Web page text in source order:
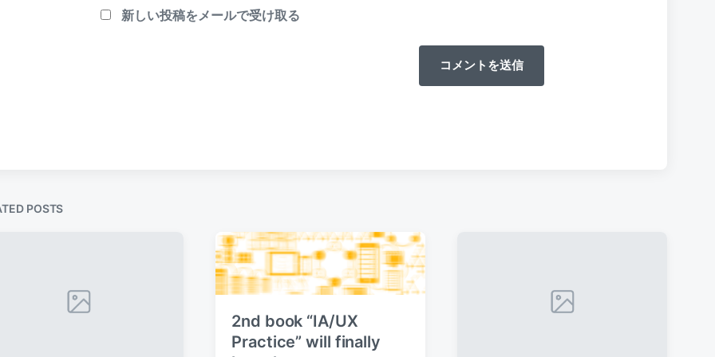
新しい投稿をメールで受け取る
POSTS
2nd book “IA/UX
Practice” will finally